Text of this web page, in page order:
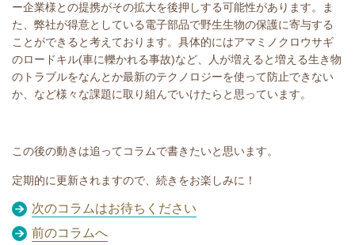
ー企業様との提携がその拡大を後押しする可能性があります。ま
た、弊社が得意としている電子部品で野生生物の保護に寄与する
ことができると考えております。具体的にはアマミノクロウサギ
のロードキル(車に轢かれる事故)など、人が増えると増える生き物
のトラブルをなんとか最新のテクノロジーを使って防止できない
か、など様々な課題に取り組んでいけたらと思っています。
この後の動きは追ってコラムで書きたいと思います。
定期的に更新されますので、続きをお楽しみに！
次のコラムはお待ちください
前のコラムへ